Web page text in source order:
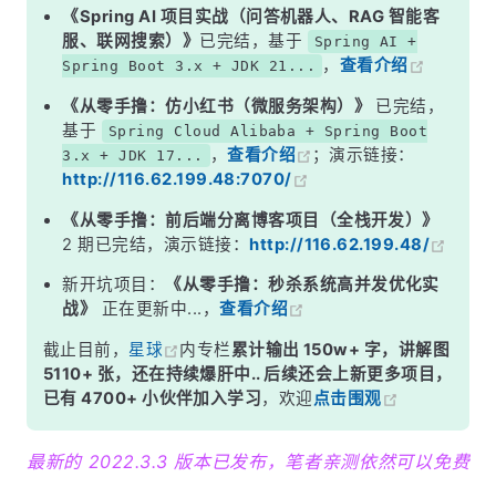
《Spring AI 项目实战（问答机器人、RAG 智能客
服、联网搜索）》 已完结，基于
Spring AI +
Spring Boot 3.x + JDK 21...
， 查看介绍
《从零手撸：仿小红书（微服务架构）》
已完结，
基于
Spring Cloud Alibaba + Spring Boot
3.x + JDK 17...
，查看介绍
；演示链接：
http://116.62.199.48:7070/
《从零手撸：前后端分离博客项目（全栈开发）》
2 期已完结，演示链接：http://116.62.199.48/
新开坑项目：
《从零手撸：秒杀系统高并发优化实
战》
正在更新中...，查看介绍
截止目前， 星球 内专栏累计输出 150w+ 字，讲解图
5110+ 张，还在持续爆肝中.. 后续还会上新更多项目，
已有 4700+ 小伙伴加入学习，欢迎点击围观
最新的 2022.3.3 版本已发布，笔者亲测依然可以免费